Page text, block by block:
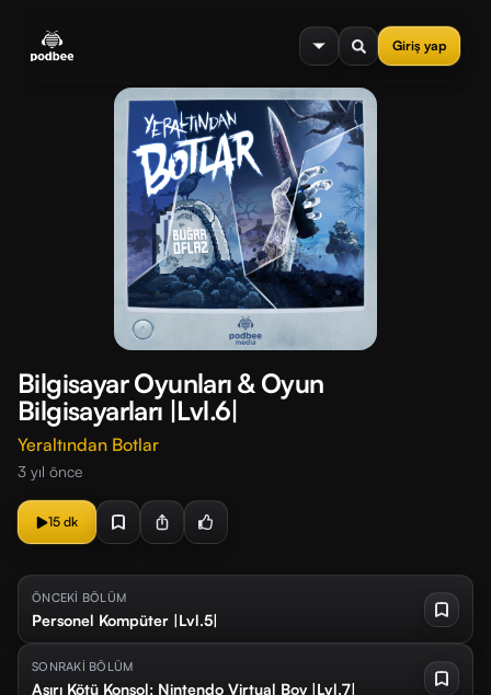
Giriş yap
menu
Bilgisayar Oyunları & Oyun
Bilgisayarları |Lvl.6|
Yeraltından Botlar
3 yıl önce
15 dk
ÖNCEKİ BÖLÜM
Personel Kompüter |Lvl.5|
SONRAKİ BÖLÜM
Aşırı Kötü Konsol: Nintendo Virtual Boy |Lvl.7|